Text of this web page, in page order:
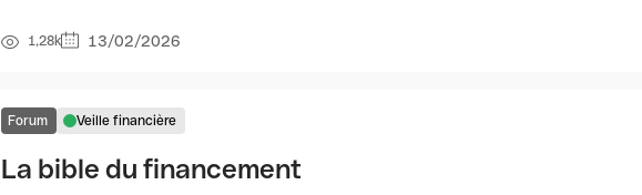
1,28k 13/02/2026
Forum Veille financière
La bible du financement